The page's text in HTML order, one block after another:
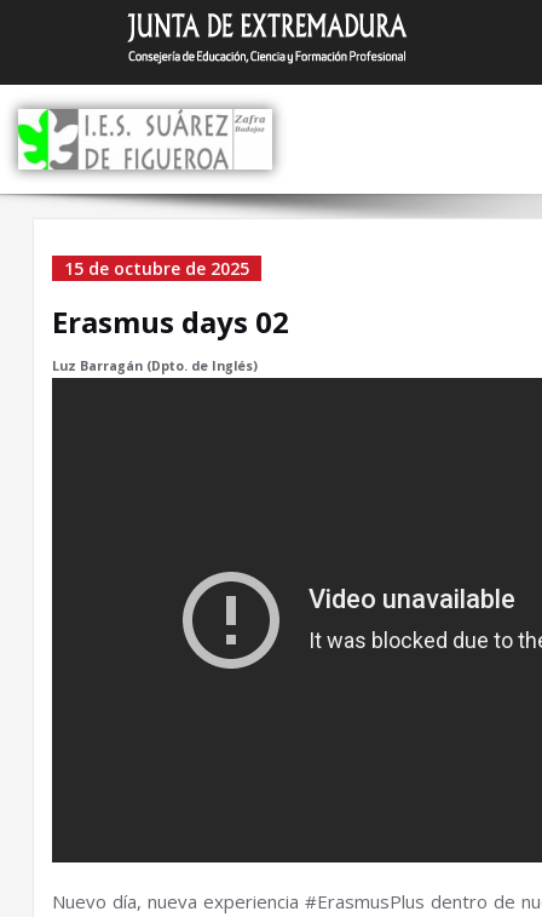
Saltar
contenido
Erasmus days 02
15 de octubre de 2025
Erasmus days 02
Luz Barragán (Dpto. de Inglés)
Nuevo día, nueva experiencia #ErasmusPlus dentro de